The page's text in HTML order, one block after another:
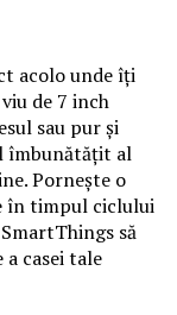
acolo unde îți
de 7 inch
sau pur și
îmbunătățit al
Pornește o
în timpul ciclului
să
casei tale